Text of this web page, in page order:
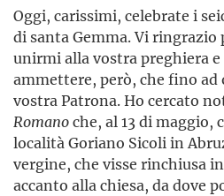
Oggi, carissimi, celebrate i
di santa Gemma. Vi
unirmi alla vostra preghiera
ammettere, però, che fino ad
vostra Patrona. Ho cercato
Romanoche, al 13 di maggio,
località Goriano Sicoli in
vergine, che visse rinchiusa
accanto alla chiesa, da dove